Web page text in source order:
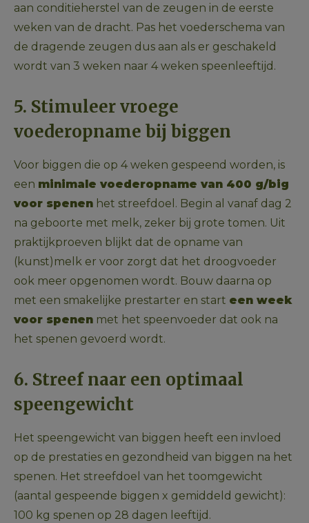
aan conditieherstel van de zeugen in de eerste
weken van de dracht. Pas het voederschema van
de dragende zeugen dus aan als er geschakeld
wordt van 3 weken naar 4 weken speenleeftijd.
5. Stimuleer vroege
voederopname bij biggen
Voor biggen die op 4 weken gespeend worden, is
een minimale voederopname van 400 g/big
voor spenen het streefdoel. Begin al vanaf dag 2
na geboorte met melk, zeker bij grote tomen. Uit
praktijkproeven blijkt dat de opname van
(kunst)melk er voor zorgt dat het droogvoeder
ook meer opgenomen wordt. Bouw daarna op
met een smakelijke prestarter en start een week
voor spenen met het speenvoeder dat ook na
het spenen gevoerd wordt.
6. Streef naar een optimaal
speengewicht
Het speengewicht van biggen heeft een invloed
op de prestaties en gezondheid van biggen na het
spenen. Het streefdoel van het toomgewicht
(aantal gespeende biggen x gemiddeld gewicht):
100 kg spenen op 28 dagen leeftijd.